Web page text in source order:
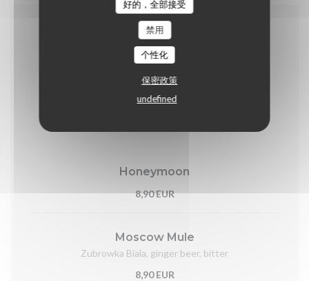
好的，全部接受
禁用
个性化
保密政策
undefined
Les boissons
Honeymoon
8,90 EUR
Moscow Mule
Zubrowka Biala, ginger beer, bitter
8,90 EUR